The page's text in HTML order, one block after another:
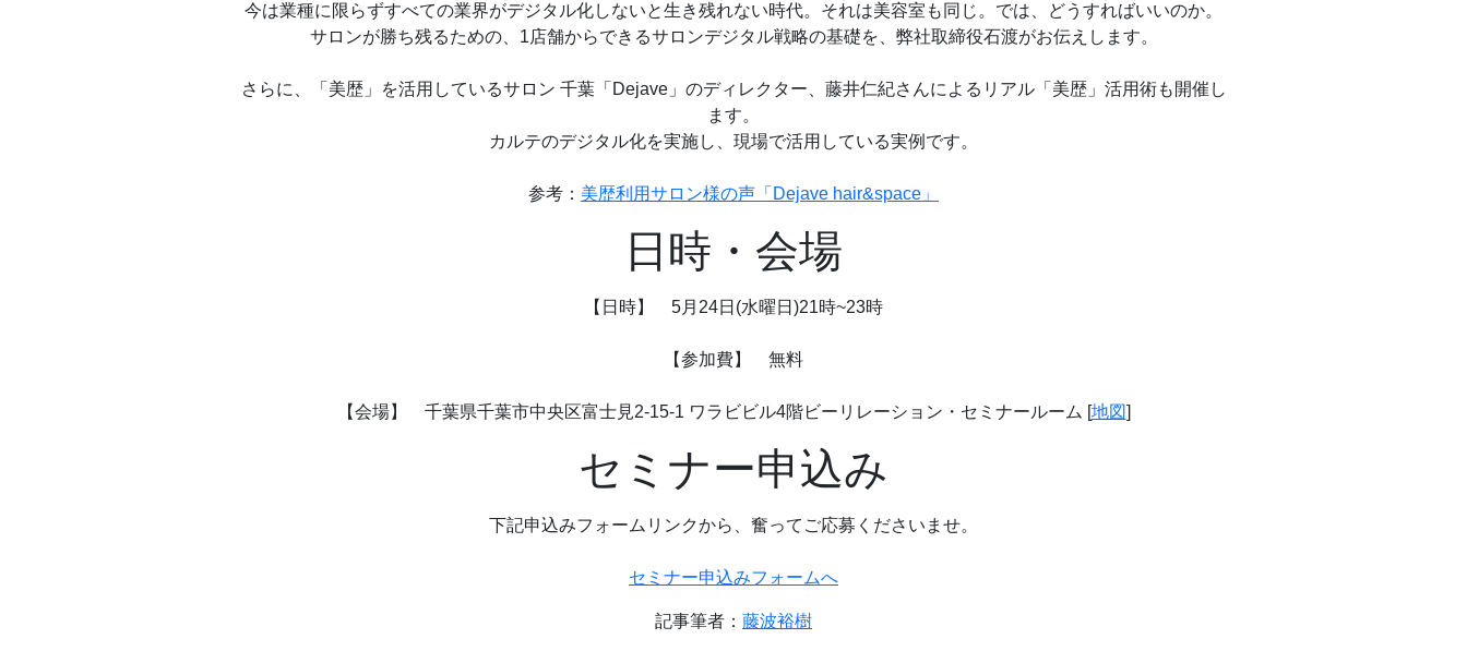
今は業種に限らずすべての業界がデジタル化しないと生き残れない時代。それは美容室も同じ。では、どうすればいいのか。
サロンが勝ち残るための、1店舗からできるサロンデジタル戦略の基礎を、弊社取締役石渡がお伝えします。
さらに、「美歴」を活用しているサロン 千葉「Dejave」のディレクター、藤井仁紀さんによるリアル「美歴」活用術も開催し
ます。
カルテのデジタル化を実施し、現場で活用している実例です。
参考： 美歴利用サロン様の声「Dejave hair&space」
日時・会場
【日時】 5月24日(水曜日)21時~23時
【参加費】 無料
【会場】 千葉県千葉市中央区富士見2-15-1 ワラビビル4階ビーリレーション・セミナールーム [地図]
セミナー申込み
下記申込みフォームリンクから、奮ってご応募くださいませ。
セミナー申込みフォームへ
記事筆者： 藤波裕樹